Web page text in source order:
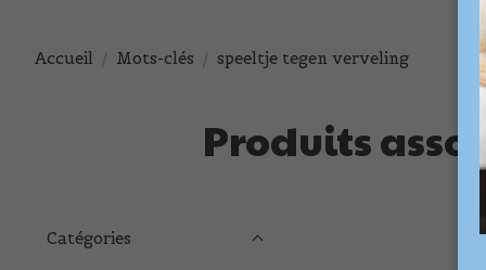
Accueil Mots-clés speeltje tegen verveling
Produits
Catégories